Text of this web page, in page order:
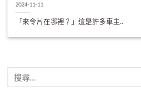
2024-11-11
「來令片在哪裡？」這是許多車主..